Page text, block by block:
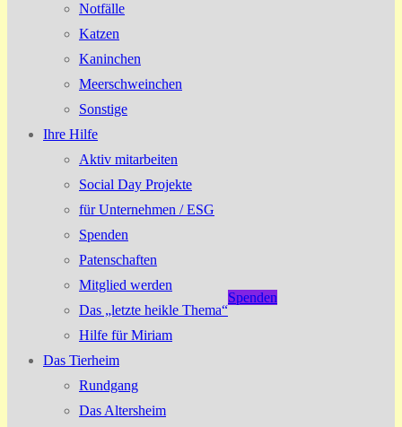
Notfälle
Katzen
Kaninchen
Meerschweinchen
Sonstige
Ihre Hilfe
Aktiv mitarbeiten
Social Day Projekte
für Unternehmen / ESG
Spenden
Patenschaften
Mitglied werden
Das „letzte heikle Thema“
Hilfe für Miriam
Das Tierheim
Rundgang
Das Altersheim
Spenden